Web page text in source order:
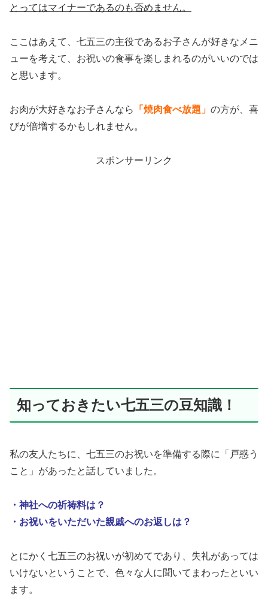
とってはマイナーであるのも否めません。
ここはあえて、七五三の主役であるお子さんが好きなメニ
ューを考えて、お祝いの食事を楽しまれるのがいいのでは
と思います。
お肉が大好きなお子さんなら 「焼肉食べ放題」 の方が、喜
びが倍増するかもしれません。
スポンサーリンク
知っておきたい七五三の豆知識！
私の友人たちに、七五三のお祝いを準備する際に「戸惑う
こと」があったと話していました。
・神社への祈祷料は？
・お祝いをいただいた親戚へのお返しは？
とにかく七五三のお祝いが初めてであり、失礼があっては
いけないということで、色々な人に聞いてまわったといい
ます。